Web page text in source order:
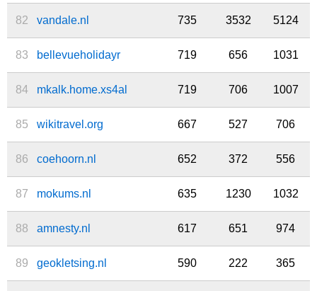
82 vandale.nl 735 3532 5124
83 bellevueholidayr 719 656 1031
84 mkalk.home.xs4al 719 706 1007
85 wikitravel.org 667 527 706
86 coehoorn.nl 652 372 556
87 mokums.nl 635 1230 1032
88 amnesty.nl 617 651 974
89 geokletsing.nl 590 222 365